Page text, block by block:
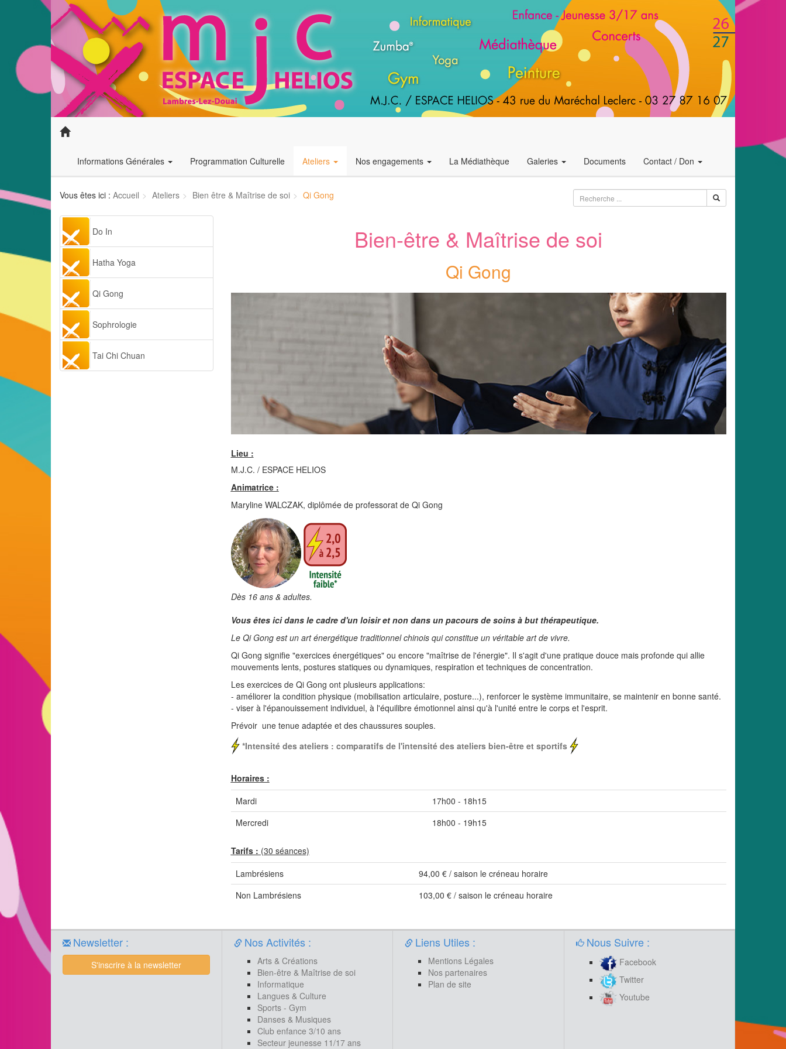
Informations Générales Programmation Culturelle Ateliers Nos engagements La Médiathèque Galeries Documents Contact / Don
Vous êtes ici : Accueil Ateliers Bien être & Maîtrise de soi Qi Gong
Bien-être & Maîtrise de soi
Qi Gong
Lieu :
M.J.C. / ESPACE HELIOS
Animatrice :
Maryline WALCZAK, diplômée de professorat de Qi Gong
Dès 16 ans & adultes.
Vous êtes ici dans le cadre d'un loisir et non dans un pacours de soins à but thérapeutique.
Le Qi Gong est un art énergétique traditionnel chinois qui constitue un véritable art de vivre.
Qi Gong signifie "exercices énergétiques" ou encore "maîtrise de l'énergie". Il s'agit d'une pratique douce mais profonde qui allie
mouvements lents, postures statiques ou dynamiques, respiration et techniques de concentration.
Les exercices de Qi Gong ont plusieurs applications:
- améliorer la condition physique (mobilisation articulaire, posture...), renforcer le système immunitaire, se maintenir en bonne santé.
- viser à l'épanouissement individuel, à l'équilibre émotionnel ainsi qu'à l'unité entre le corps et l'esprit.
Prévoir une tenue adaptée et des chaussures souples.
*Intensité des ateliers : comparatifs de l'intensité des ateliers bien-être et sportifs
Horaires :
Mardi
17h00 - 18h15
Mercredi
18h00 - 19h15
Tarifs : (30 séances)
Lambrésiens
94,00 € / saison le créneau horaire
Non Lambrésiens
103,00 € / saison le créneau horaire
Do In
Hatha Yoga
Qi Gong
Sophrologie
Tai Chi Chuan
Newsletter :
S'inscrire à la newsletter
Nos Activités :
Arts & Créations
Bien-être & Maîtrise de soi
Informatique
Langues & Culture
Sports - Gym
Danses & Musiques
Club enfance 3/10 ans
Secteur jeunesse 11/17 ans
Liens Utiles :
Mentions Légales
Nos partenaires
Plan de site
Nous Suivre :
Facebook
Twitter
Youtube